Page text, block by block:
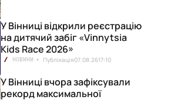
У Вінниці відкрили реєстрацію
на дитячий забіг «Vinnytsia
Kids Race 2026»
НОВИНИ Публікація07.08.2617:10
У Вінниці вчора зафіксували
рекорд максимальної